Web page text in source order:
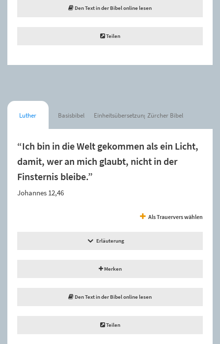
Den Text in der Bibel online lesen
Teilen
Luther Basisbibel Einheitsübersetzung Zürcher Bibel
“Ich bin in die Welt gekommen als ein Licht,
damit, wer an mich glaubt, nicht in der
Finsternis bleibe.”
Johannes 12,46
Als Trauervers wählen
Erläuterung
Merken
Den Text in der Bibel online lesen
Teilen